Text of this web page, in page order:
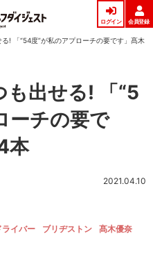
ログイン 会員登録
! 「“54度”が私のアプローチの要です」髙木
出せる! 「“5
ーチの要で
本
2021.04.10
ライバー ブリヂストン 髙木優奈